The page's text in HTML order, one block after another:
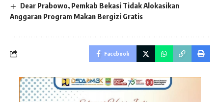
Dear Prabowo, Pemkab Bekasi Tidak Alokasikan
Anggaran Program Makan Bergizi Gratis
Facebook